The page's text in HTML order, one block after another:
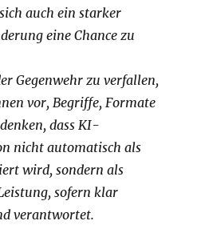
auch ein starker
eine Chance zu
Gegenwehr zu verfallen,
vor, Begriffe, Formate
dass KI-
nicht automatisch als
wird, sondern als
sofern klar
verantwortet.